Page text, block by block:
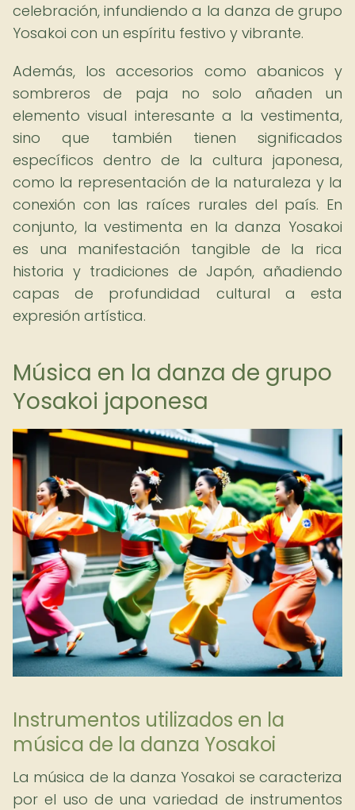
celebración, infundiendo a la danza de grupo
Yosakoi con un espíritu festivo y vibrante.
Además, los accesorios como abanicos y
sombreros de paja no solo añaden un
elemento visual interesante a la vestimenta,
sino que también tienen significados
específicos dentro de la cultura japonesa,
como la representación de la naturaleza y la
conexión con las raíces rurales del país. En
conjunto, la vestimenta en la danza Yosakoi
es una manifestación tangible de la rica
historia y tradiciones de Japón, añadiendo
capas de profundidad cultural a esta
expresión artística.
Música en la danza de grupo
Yosakoi japonesa
Instrumentos utilizados en la
música de la danza Yosakoi
La música de la danza Yosakoi se caracteriza
por el uso de una variedad de instrumentos